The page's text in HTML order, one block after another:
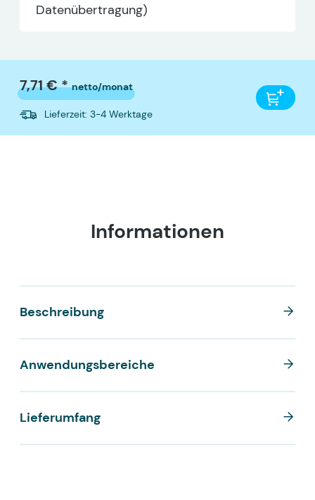
Datenübertragung)
7,71 € * netto/monat
Lieferzeit: 3-4 Werktage
Informationen
Beschreibung
Anwendungsbereiche
Lieferumfang